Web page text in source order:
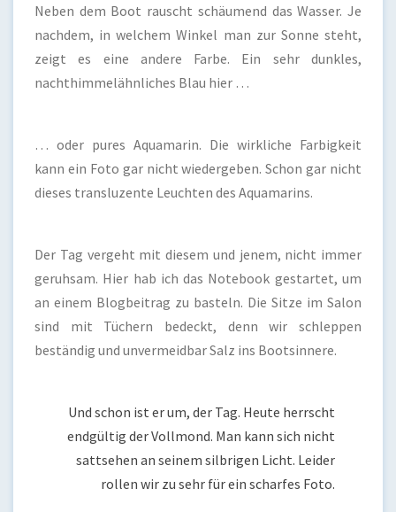
Neben dem Boot rauscht schäumend das Wasser. Je
nachdem, in welchem Winkel man zur Sonne steht,
zeigt es eine andere Farbe. Ein sehr dunkles,
nachthimmelähnliches Blau hier …
… oder pures Aquamarin. Die wirkliche Farbigkeit
kann ein Foto gar nicht wiedergeben. Schon gar nicht
dieses transluzente Leuchten des Aquamarins.
Der Tag vergeht mit diesem und jenem, nicht immer
geruhsam. Hier hab ich das Notebook gestartet, um
an einem Blogbeitrag zu basteln. Die Sitze im Salon
sind mit Tüchern bedeckt, denn wir schleppen
beständig und unvermeidbar Salz ins Bootsinnere.
Und schon ist er um, der Tag. Heute herrscht
endgültig der Vollmond. Man kann sich nicht
sattsehen an seinem silbrigen Licht. Leider
rollen wir zu sehr für ein scharfes Foto.